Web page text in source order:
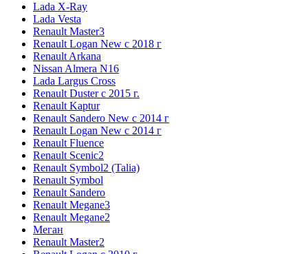
Lada X-Ray
Lada Vesta
Renault Master3
Renault Logan New с 2018 г
Renault Arkana
Nissan Almera N16
Lada Largus Cross
Renault Duster с 2015 г.
Renault Kaptur
Renault Sandero New с 2014 г
Renault Logan New с 2014 г
Renault Fluence
Renault Scenic2
Renault Symbol2 (Talia)
Renault Symbol
Renault Sandero
Renault Megane3
Renault Megane2
Меган
Renault Master2